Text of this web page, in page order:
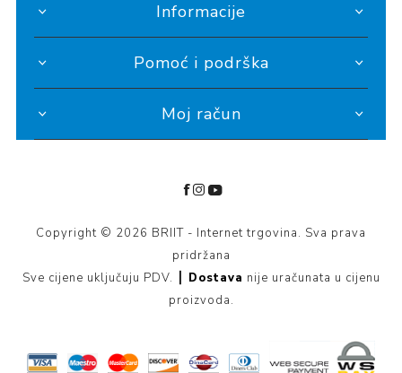
Informacije
Pomoć i podrška
Moj račun
Copyright © 2026 BRIIT - Internet trgovina. Sva prava
pridržana
Sve cijene uključuju PDV. ┃ Dostava nije uračunata u cijenu
proizvoda.